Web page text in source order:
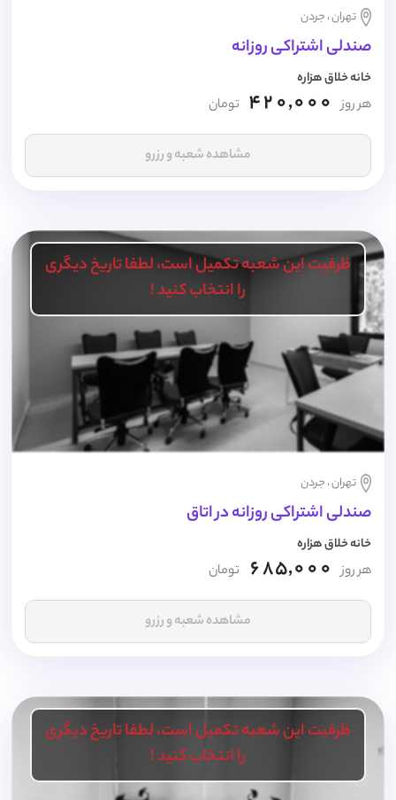
تهران ، جردن
صندلی اشتراکی روزانه
خانه خلاق هزاره
هر روز 420,000 تومان
مشاهده شعبه و رزرو
ظرفیت این شعبه تکمیل است، لطفا تاریخ دیگری
را انتخاب کنید !
تهران ، جردن
صندلی اشتراکی روزانه در اتاق
خانه خلاق هزاره
هر روز 685,000 تومان
مشاهده شعبه و رزرو
ظرفیت این شعبه تکمیل است، لطفا تاریخ دیگری
را انتخاب کنید !